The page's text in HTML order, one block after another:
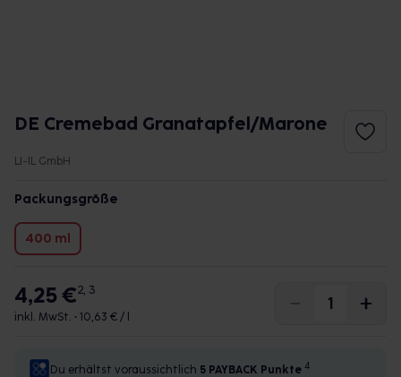
DE Cremebad Granatapfel/Marone
LI-IL GmbH
Packungsgröße
400 ml
4,25 €2, 3
inkl. MwSt. • 10,63 € / l
Du erhältst voraussichtlich 5 PAYBACK Punkte 4